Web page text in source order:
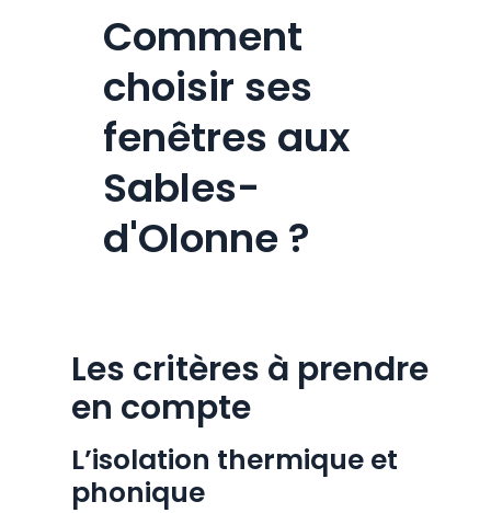
Comment
choisir ses
fenêtres aux
Sables-
d'Olonne ?
Les critères à prendre
en compte
L’isolation thermique et
phonique